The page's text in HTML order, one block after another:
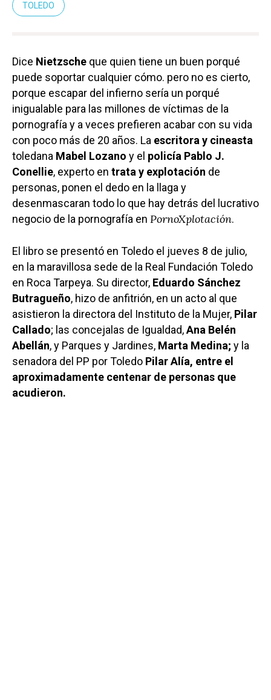
TOLEDO
Dice Nietzsche que quien tiene un buen porqué
puede soportar cualquier cómo. pero no es cierto,
porque escapar del infierno sería un porqué
inigualable para las millones de víctimas de la
pornografía y a veces prefieren acabar con su vida
con poco más de 20 años. La escritora y cineasta
toledana Mabel Lozano y el policía Pablo J.
Conellie, experto en trata y explotación de
personas, ponen el dedo en la llaga y
desenmascaran todo lo que hay detrás del lucrativo
negocio de la pornografía en PornoXplotación.
El libro se presentó en Toledo el jueves 8 de julio,
en la maravillosa sede de la Real Fundación Toledo
en Roca Tarpeya. Su director, Eduardo Sánchez
Butragueño, hizo de anfitrión, en un acto al que
asistieron la directora del Instituto de la Mujer, Pilar
Callado; las concejalas de Igualdad,Ana Belén
Abellán, y Parques y Jardines, Marta Medina; y la
senadora del PP por Toledo Pilar Alía, entre el
aproximadamente centenar de personas que
acudieron.